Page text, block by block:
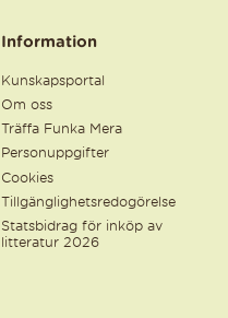
Information
Kunskapsportal
Om oss
Träffa Funka Mera
Personuppgifter
Cookies
Tillgänglighetsredogörelse
Statsbidrag för inköp av
litteratur 2026